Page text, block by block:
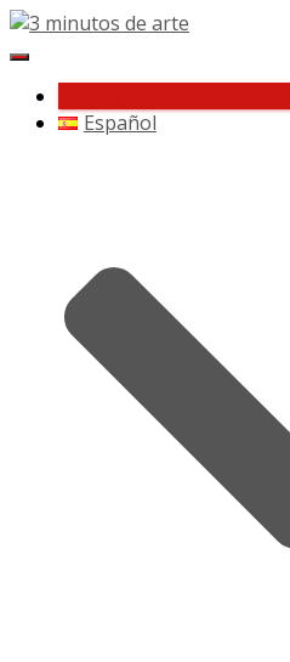
Cambiar
navegación
Español